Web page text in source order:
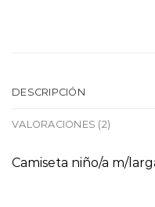
DESCRIPCIÓN
VALORACIONES (2)
Camiseta niño/a m/